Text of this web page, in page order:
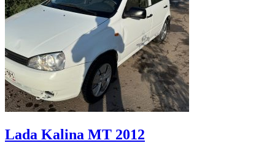
Lada Kalina МТ 2012